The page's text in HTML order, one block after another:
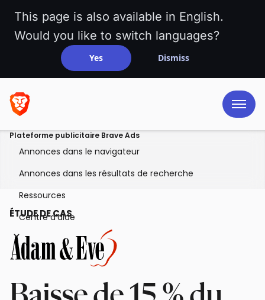
This page is also available in English.
Would you like to switch languages?
Yes Dismiss
Plateforme publicitaire Brave Ads
Annonces dans le navigateur
Annonces dans les résultats de recherche
Ressources
Centre d’aide
ÉTUDE DE CAS